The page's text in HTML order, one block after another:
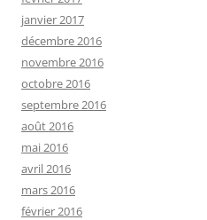
janvier 2017
décembre 2016
novembre 2016
octobre 2016
septembre 2016
août 2016
mai 2016
avril 2016
mars 2016
février 2016